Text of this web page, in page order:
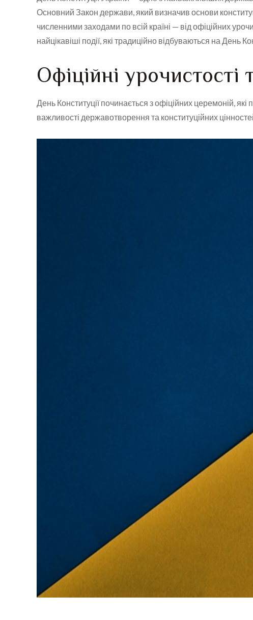
Основний Закон держави, який визначив основи
численними заходами по всій країні — від офіційних
найцікавіші події, які традиційно відбуваються на День
Офіційні урочистості
День Конституції починається з офіційних церемоній,
важливості державотворення та конституційних